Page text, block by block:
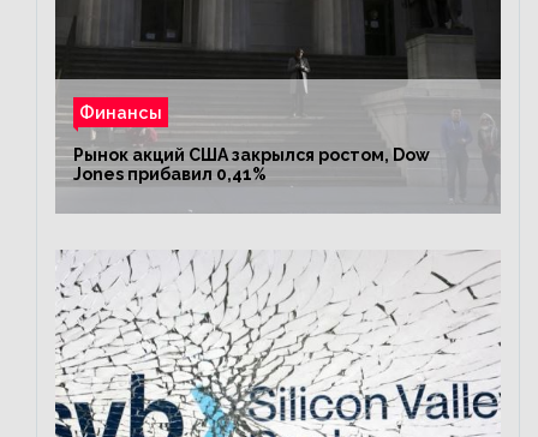
Финансы
Рынок акций США закрылся ростом, Dow
Jones прибавил 0,41%